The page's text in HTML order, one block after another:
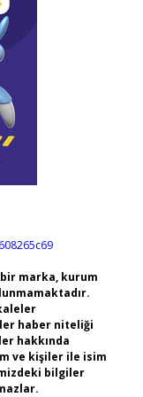
marka, kurum
haber niteliği
hakkında
ve kişiler ile isim
bilgiler